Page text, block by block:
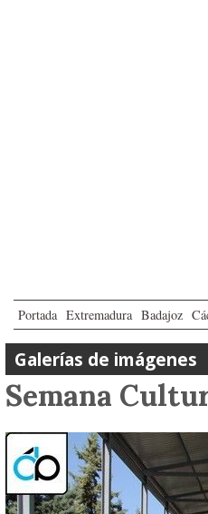
Portada Extremadura Badajoz
Galerías de imágenes
Semana